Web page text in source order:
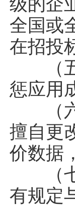
级的企
全国或
在招投
（五
惩应用
（六
擅自更
价数据
（七
有规定